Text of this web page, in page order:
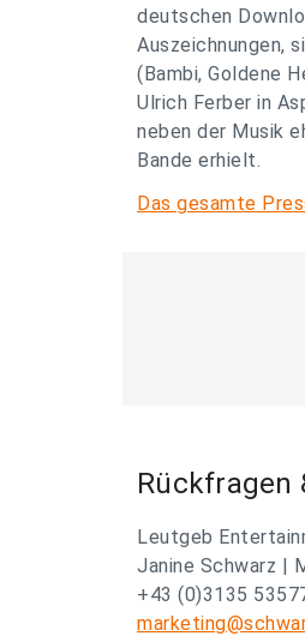
deutschen
Auszeichnungen,
(Bambi, Goldene
Ulrich Ferber in
neben der Musik
Bande erhielt.
Das gesamte
Rückfragen
Leutgeb
Janine Schwarz |
+43 (0)3135